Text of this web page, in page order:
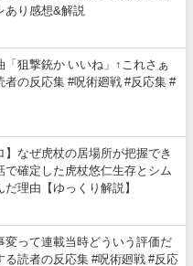
あり感想&解説
「狙撃銃か いいね」↑これさぁ
の反応集 #呪術廻戦 #反応集 #
】なぜ虎杖の居場所が把握でき
で確定した虎杖悠仁生存とシム
だ理由【ゆっくり解説】
変って連載当時どういう評価だ
読者の反応集 #呪術廻戦 #反応